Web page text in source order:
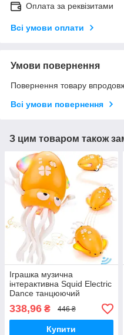
Оплата за реквізитами
Всі умови оплати
Умови повернення
Повернення товару
Всі умови повернення
З цим товаром також
Іграшка музична
інтерактивна Squid Electric
Dance танцюючий
восьминіг для малюків
Жовтий
338,96 ₴ 446 ₴
Купити